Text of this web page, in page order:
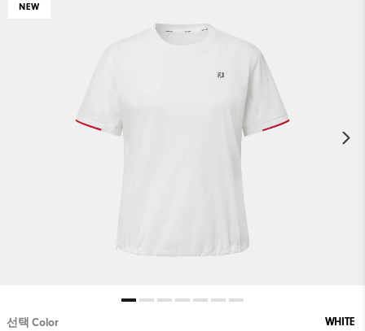
NEW
선택 Color WHITE